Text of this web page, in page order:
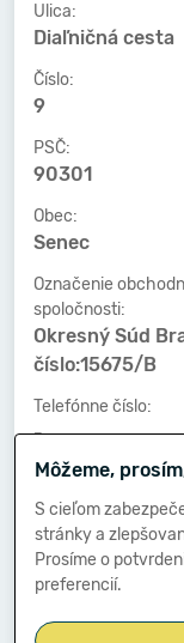
Ulica:
Diaľničná cesta
Číslo:
9
PSČ:
90301
Obec:
Senec
Označenie
spoločnosti:
Okresný Súd
číslo:15675/B
Telefónne číslo:
-
Faxové číslo:
-
E-mailová adresa:
-
Môžeme,
S cieľom
stránky a
Prosíme o
preferencií.